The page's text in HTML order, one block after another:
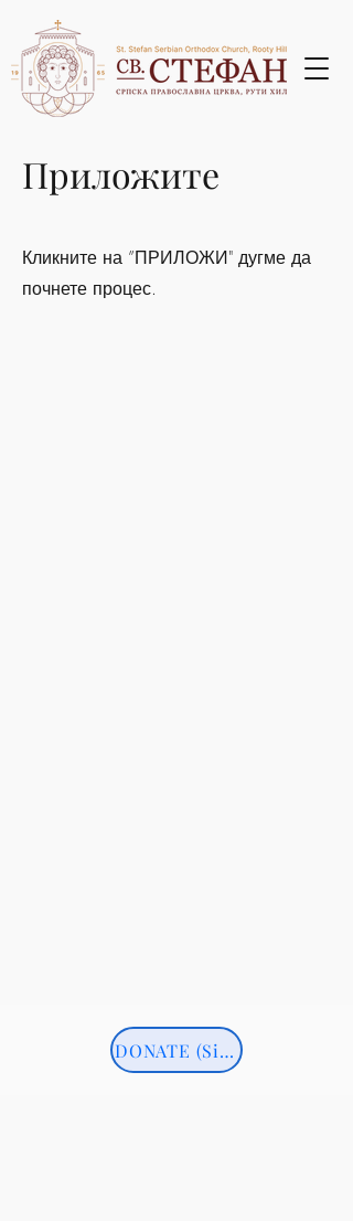
Приложите
Кликните на ”ПРИЛОЖИ" дугме да
почнете процес.
DONATE (Simple Link)